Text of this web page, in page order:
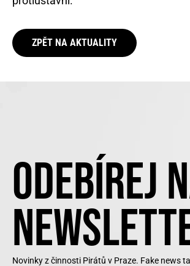
ZPĚT NA AKTUALITY
ODEBÍREJ
Novinky z činnosti Pirátů v Praze. Fake news